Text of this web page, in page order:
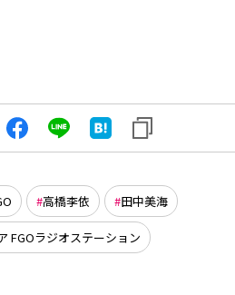
高橋李依 田中美海
FGOラジオステーション